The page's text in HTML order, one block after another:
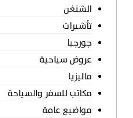
الشنغن
تأشيرات
جورجيا
عروض سياحية
ماليزيا
مكاتب للسفر والسياحة
مواضيع عامة